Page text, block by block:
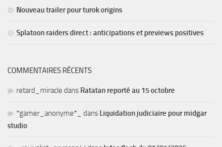
Nouveau trailer pour turok origins
Splatoon raiders direct : anticipations et previews positives
COMMENTAIRES RÉCENTS
retard_miracle dans Ratatan reporté au 15 octobre
*gamer_anonyme*_ dans Liquidation judiciaire pour midgar
studio